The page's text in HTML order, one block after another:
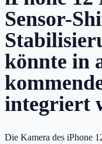
Sensor-
könnte in
integriert
Die Kamera des iPhone